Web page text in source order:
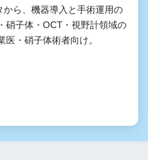
ら、機器導入と手術運用の
硝子体・OCT・視野計領域の
・硝子体術者向け。